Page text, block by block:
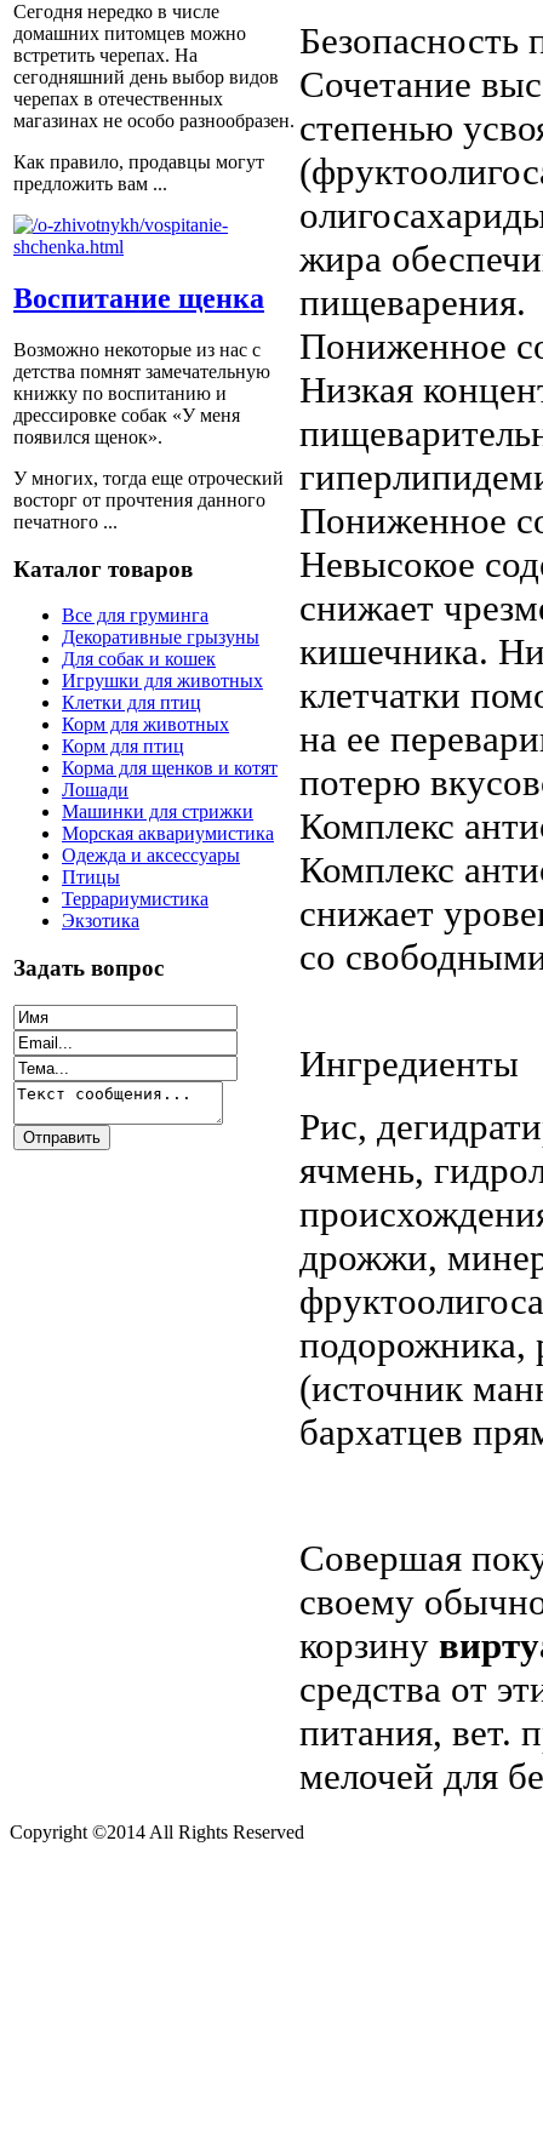
Сегодня нередко в числе
домашних питомцев можно
встретить черепах. На
сегодняшний день выбор видов
черепах в отечественных
магазинах не особо разнообразен.
Как правило, продавцы могут
предложить вам ...
Воспитание щенка
Возможно некоторые из нас с
детства помнят замечательную
книжку по воспитанию и
дрессировке собак «У меня
появился щенок».
У многих, тогда еще отроческий
восторг от прочтения данного
печатного ...
Каталог товаров
Все для груминга
Декоративные грызуны
Для собак и кошек
Игрушки для животных
Клетки для птиц
Корм для животных
Корм для птиц
Корма для щенков и котят
Лошади
Машинки для стрижки
Морская аквариумистика
Одежда и аксессуары
Птицы
Террариумистика
Экзотика
Задать вопрос
Сочетание
степенью
жира
пищеварения.
Пониженное
Низкая
Пониженное
Невысокое
снижает
кишечника.
клетчатки
на ее
потерю
Комплекс
Комплекс
снижает
со
Ингредиенты
Рис,
ячмень,
дрожжи,
подорожника,
(источник
бархатцев
Совершая
своему
корзину
средства от
питания, вет.
мелочей для
Copyright ©2014 All Rights Reserved